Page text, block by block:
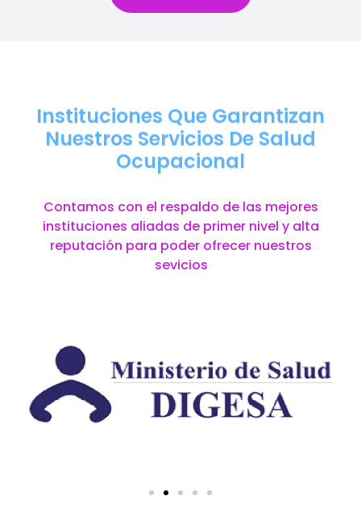
Instituciones Que Garantizan
Nuestros Servicios De Salud
Ocupacional
Contamos con el respaldo de las mejores
instituciones aliadas de primer nivel y alta
reputación para poder ofrecer nuestros
sevicios